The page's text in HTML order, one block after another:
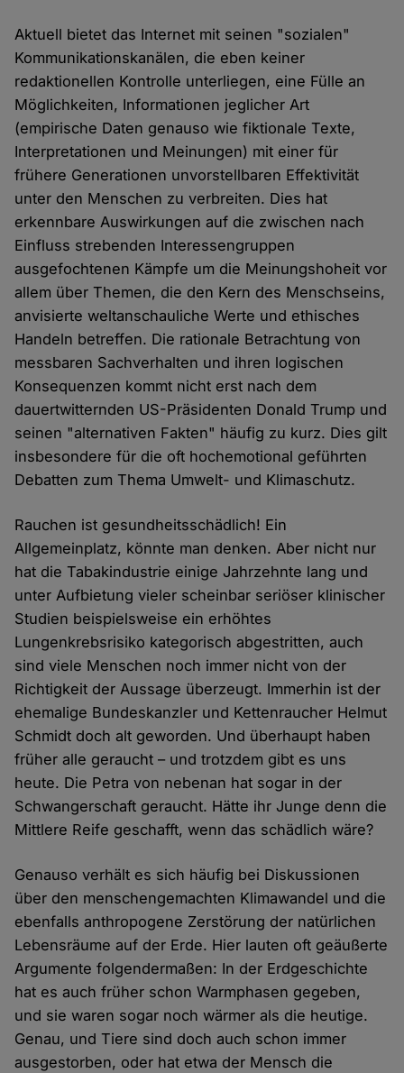
Aktuell bietet das Internet mit seinen "sozialen"
Kommunikationskanälen, die eben keiner
redaktionellen Kontrolle unterliegen, eine Fülle an
Möglichkeiten, Informationen jeglicher Art
(empirische Daten genauso wie fiktionale Texte,
Interpretationen und Meinungen) mit einer für
frühere Generationen unvorstellbaren Effektivität
unter den Menschen zu verbreiten. Dies hat
erkennbare Auswirkungen auf die zwischen nach
Einfluss strebenden Interessengruppen
ausgefochtenen Kämpfe um die Meinungshoheit vor
allem über Themen, die den Kern des Menschseins,
anvisierte weltanschauliche Werte und ethisches
Handeln betreffen. Die rationale Betrachtung von
messbaren Sachverhalten und ihren logischen
Konsequenzen kommt nicht erst nach dem
dauertwitternden US-Präsidenten Donald Trump und
seinen "alternativen Fakten" häufig zu kurz. Dies gilt
insbesondere für die oft hochemotional geführten
Debatten zum Thema Umwelt- und Klimaschutz.
Rauchen ist gesundheitsschädlich! Ein
Allgemeinplatz, könnte man denken. Aber nicht nur
hat die Tabakindustrie einige Jahrzehnte lang und
unter Aufbietung vieler scheinbar seriöser klinischer
Studien beispielsweise ein erhöhtes
Lungenkrebsrisiko kategorisch abgestritten, auch
sind viele Menschen noch immer nicht von der
Richtigkeit der Aussage überzeugt. Immerhin ist der
ehemalige Bundeskanzler und Kettenraucher Helmut
Schmidt doch alt geworden. Und überhaupt haben
früher alle geraucht – und trotzdem gibt es uns
heute. Die Petra von nebenan hat sogar in der
Schwangerschaft geraucht. Hätte ihr Junge denn die
Mittlere Reife geschafft, wenn das schädlich wäre?
Genauso verhält es sich häufig bei Diskussionen
über den menschengemachten Klimawandel und die
ebenfalls anthropogene Zerstörung der natürlichen
Lebensräume auf der Erde. Hier lauten oft geäußerte
Argumente folgendermaßen: In der Erdgeschichte
hat es auch früher schon Warmphasen gegeben,
und sie waren sogar noch wärmer als die heutige.
Genau, und Tiere sind doch auch schon immer
ausgestorben, oder hat etwa der Mensch die